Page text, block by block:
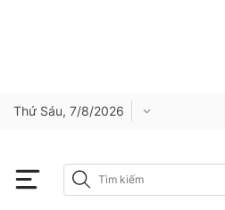
Thứ Sáu, 7/8/2026